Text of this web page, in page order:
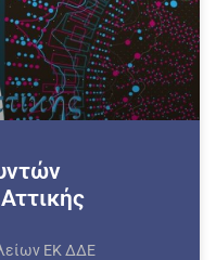
ΕΚ ΔΔΕ